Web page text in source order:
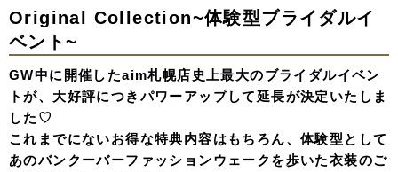
Original Collection~体験型ブライダルイ
ベント~
GW中に開催したaim札幌店史上最大のブライダルイベン
トが、大好評につきパワーアップして延長が決定いたしま
した♡
これまでにないお得な特典内容はもちろん、体験型として
あのバンクーバーファッションウェークを歩いた衣装のご